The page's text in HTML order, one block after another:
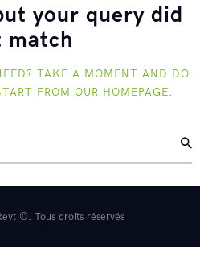
your query did
match
TAKE A MOMENT AND DO
FROM OUR HOMEPAGE.
©. Tous droits réservés